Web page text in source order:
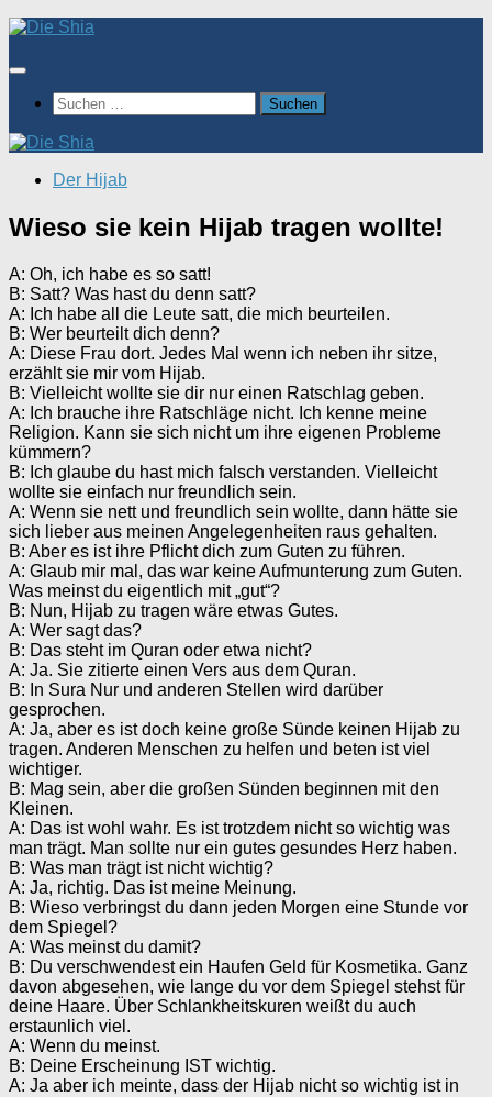
Zum
springen
Suchen
nach:
Der Hijab
Wieso sie kein Hijab tragen wollte!
A: Oh, ich habe es so satt!
B: Satt? Was hast du denn satt?
A: Ich habe all die Leute satt, die mich beurteilen.
B: Wer beurteilt dich denn?
A: Diese Frau dort. Jedes Mal wenn ich neben ihr sitze,
erzählt sie mir vom Hijab.
B: Vielleicht wollte sie dir nur einen Ratschlag geben.
A: Ich brauche ihre Ratschläge nicht. Ich kenne meine
Religion. Kann sie sich nicht um ihre eigenen Probleme
kümmern?
B: Ich glaube du hast mich falsch verstanden. Vielleicht
wollte sie einfach nur freundlich sein.
A: Wenn sie nett und freundlich sein wollte, dann hätte sie
sich lieber aus meinen Angelegenheiten raus gehalten.
B: Aber es ist ihre Pflicht dich zum Guten zu führen.
A: Glaub mir mal, das war keine Aufmunterung zum Guten.
Was meinst du eigentlich mit „gut“?
B: Nun, Hijab zu tragen wäre etwas Gutes.
A: Wer sagt das?
B: Das steht im Quran oder etwa nicht?
A: Ja. Sie zitierte einen Vers aus dem Quran.
B: In Sura Nur und anderen Stellen wird darüber
gesprochen.
A: Ja, aber es ist doch keine große Sünde keinen Hijab zu
tragen. Anderen Menschen zu helfen und beten ist viel
wichtiger.
B: Mag sein, aber die großen Sünden beginnen mit den
Kleinen.
A: Das ist wohl wahr. Es ist trotzdem nicht so wichtig was
man trägt. Man sollte nur ein gutes gesundes Herz haben.
B: Was man trägt ist nicht wichtig?
A: Ja, richtig. Das ist meine Meinung.
B: Wieso verbringst du dann jeden Morgen eine Stunde vor
dem Spiegel?
A: Was meinst du damit?
B: Du verschwendest ein Haufen Geld für Kosmetika. Ganz
davon abgesehen, wie lange du vor dem Spiegel stehst für
deine Haare. Über Schlankheitskuren weißt du auch
erstaunlich viel.
A: Wenn du meinst.
B: Deine Erscheinung IST wichtig.
A: Ja aber ich meinte, dass der Hijab nicht so wichtig ist in